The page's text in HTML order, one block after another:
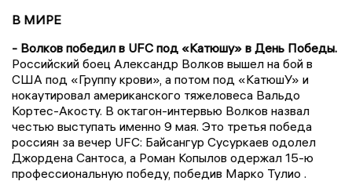
В МИРЕ
- Волков победил в UFC под «Катюшу» в День Победы.
Российский боец Александр Волков вышел на бой в
США под «Группу крови», а потом под «КатюшУ» и
нокаутировал американского тяжеловеса Вальдо
Кортес-Акосту. В октагон-интервью Волков назвал
честью выступать именно 9 мая. Это третья победа
россиян за вечер UFC: Байсангур Сусуркаев одолел
Джордена Сантоса, а Роман Копылов одержал 15-ю
профессиональную победу, победив Марко Тулио .